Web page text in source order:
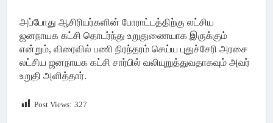
அப்போது ஆசிரியர்களின் போராட்டத்திற்கு லட்சிய
ஜனநாயக கட்சி தொடர்ந்து உறுதுணையாக இருக்கும்
என்றும், விரைவில் பணி நிரந்தரம் செய்ய புதுச்சேரி அரசை
லட்சிய ஜனநாயக கட்சி சார்பில் வலியுறுத்துவதாகவும் அவர்
உறுதி அளித்தார்.
Post Views: 327